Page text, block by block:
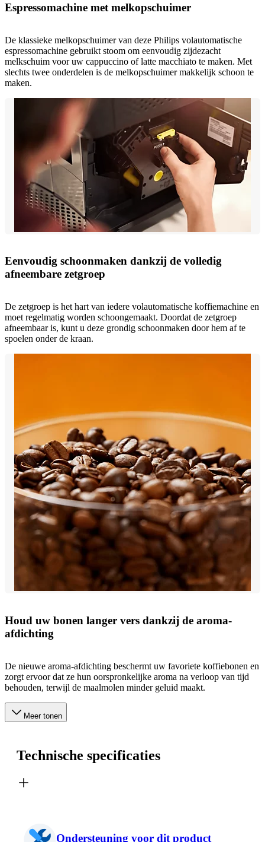
Espressomachine met melkopschuimer
De klassieke melkopschuimer van deze Philips volautomatische
espressomachine gebruikt stoom om eenvoudig zijdezacht
melkschuim voor uw cappuccino of latte macchiato te maken. Met
slechts twee onderdelen is de melkopschuimer makkelijk schoon te
maken.
Eenvoudig schoonmaken dankzij de volledig
afneembare zetgroep
De zetgroep is het hart van iedere volautomatische koffiemachine en
moet regelmatig worden schoongemaakt. Doordat de zetgroep
afneembaar is, kunt u deze grondig schoonmaken door hem af te
spoelen onder de kraan.
Houd uw bonen langer vers dankzij de aroma-
afdichting
De nieuwe aroma-afdichting beschermt uw favoriete koffiebonen en
zorgt ervoor dat ze hun oorspronkelijke aroma na verloop van tijd
behouden, terwijl de maalmolen minder geluid maakt.
Meer tonen
Technische specificaties
Ondersteuning voor dit product